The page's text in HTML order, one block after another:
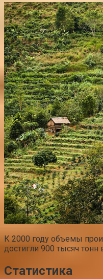
К 2000 году объемы
достигли 900 тысяч тонн
Статистика